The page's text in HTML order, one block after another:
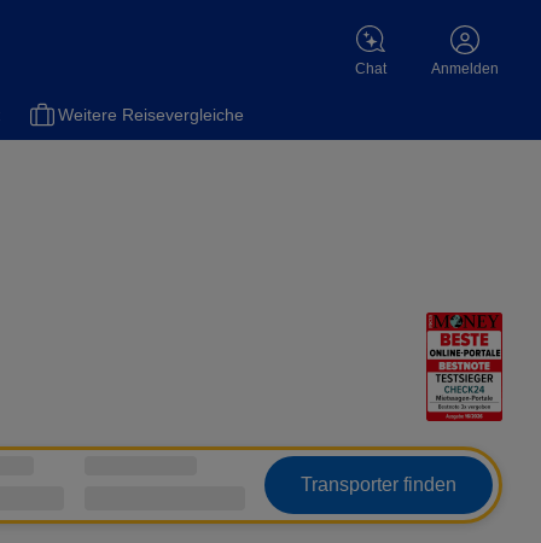
Chat Anmelden
Weitere Reisevergleiche
Transporter finden